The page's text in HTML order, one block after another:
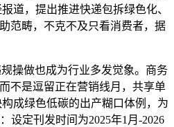
道，提出推进快递包拆绿色化、
范畴，不克不及只看消费者，据
操做也成为行业多发觉象。商务
不是逗留正在营销线月，共享单
成绿色低碳的出产糊口体例，为
设定刊发时间为2025年1月-2026